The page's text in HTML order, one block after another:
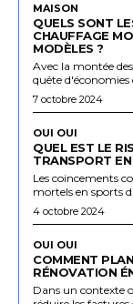
MAISON
QUELS SONT
CHAUFFAGE
MODÈLES ?
Avec la montée
quête d'économies
7 octobre 2024
OUI OUI
QUEL EST LE
TRANSPORT EN
Les coincements
mortels en sports
4 octobre 2024
OUI OUI
COMMENT
RÉNOVATION
Dans un contexte